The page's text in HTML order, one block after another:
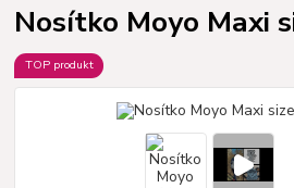
Nosítko Moyo Maxi
TOP produkt